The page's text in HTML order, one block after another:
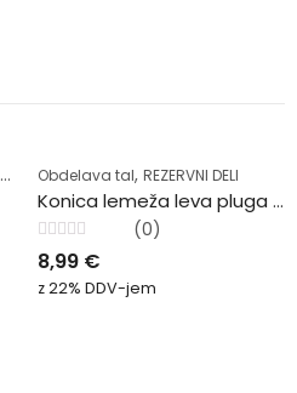
Obdelava tal, REZERVNI DELI
Konica lemeža leva pluga Kverneland
Ocenjeno
0
od
5
(0)
8,99 €
z 22% DDV-jem